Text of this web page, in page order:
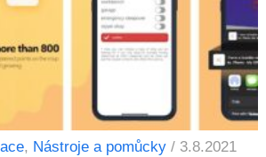
, Nástroje a pomůcky / 3.8.2021